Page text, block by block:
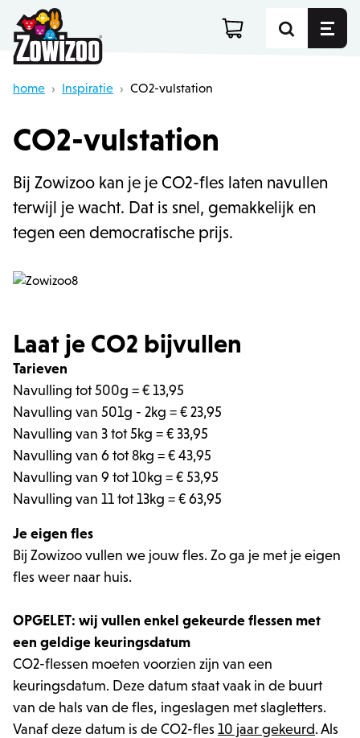
home › Inspiratie › CO2-vulstation
CO2-vulstation
Bij Zowizoo kan je je CO2-fles laten navullen
terwijl je wacht. Dat is snel, gemakkelijk en
tegen een democratische prijs.
Laat je CO2 bijvullen
Tarieven
Navulling tot 500g = € 13,95
Navulling van 501g - 2kg = € 23,95
Navulling van 3 tot 5kg = € 33,95
Navulling van 6 tot 8kg = € 43,95
Navulling van 9 tot 10kg = € 53,95
Navulling van 11 tot 13kg = € 63,95
Je eigen fles
Bij Zowizoo vullen we jouw fles. Zo ga je met je eigen
fles weer naar huis.
OPGELET: wij vullen enkel gekeurde flessen met
een geldige keuringsdatum
CO2-flessen moeten voorzien zijn van een
keuringsdatum. Deze datum staat vaak in de buurt
van de hals van de fles, ingeslagen met slagletters.
Vanaf deze datum is de CO2-fles 10 jaar gekeurd. Als